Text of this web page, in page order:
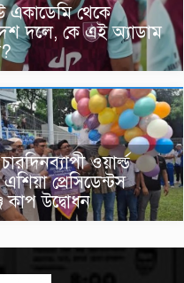
একাডেমি থেকে
দলে, কে এই অ্যাডাম
ওয়ার্ল্ড
এশিয়া প্রেসিডেন্টস
কাপ উদ্বোধন